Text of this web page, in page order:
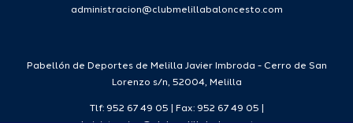
administracion@clubmelillabaloncesto.com
Pabellón de Deportes de Melilla Javier Imbroda - Cerro de San
Lorenzo s/n, 52004, Melilla
Tlf: 952 67 49 05 | Fax: 952 67 49 05 |